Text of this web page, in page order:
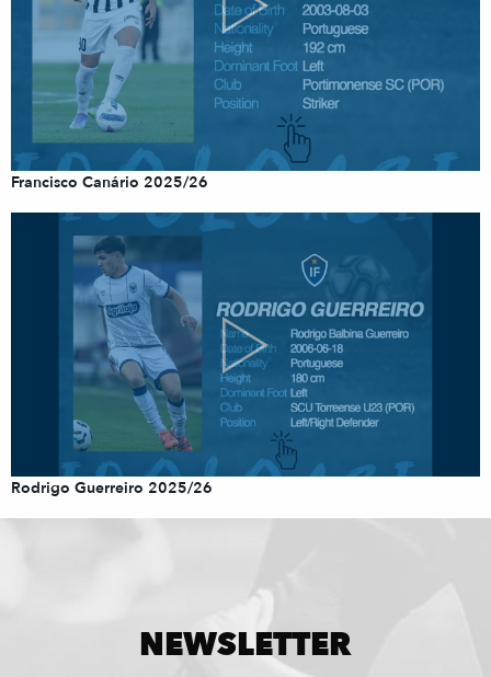
Francisco Canário 2025/26
Rodrigo Guerreiro 2025/26
NEWSLETTER